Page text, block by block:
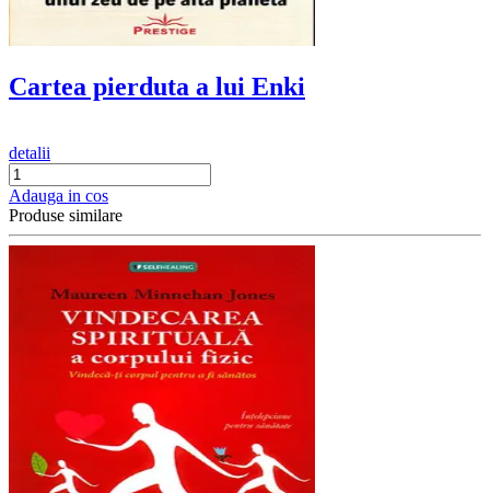
Cartea pierduta a lui Enki
detalii
Adauga in cos
Produse similare